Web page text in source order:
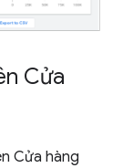
Cửa
Cửa hàng